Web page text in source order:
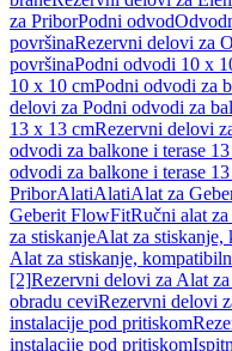
za PriborPodni odvod
površinaRezervni delovi za
površinaPodni odvodi 10 x
10 x 10 cmPodni odvodi za
delovi za Podni odvodi za
13 x 13 cmRezervni delovi
odvodi za balkone i terase
odvodi za balkone i terase
PriborAlatiAlatiAlat za
Geberit FlowFitRučni alat
za stiskanjeAlat za
Alat za stiskanje,
[2]Rezervni delovi za Alat
obradu ceviRezervni delovi
instalacije pod pritiskom
instalacije pod pritiskom